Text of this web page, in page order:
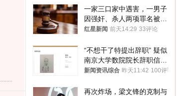
一家三口家中遇害，一男子
因强奸、杀人两项罪名被判
死缓 最高检介入后改判无
红星新闻 前天14:29 33评论
“不想干了特提出辞职” 疑似
南京大学数院院长辞职信流
传 院方回应
新闻资讯综合 昨天11:42 100评论
再次炸场，梁文锋的克制与